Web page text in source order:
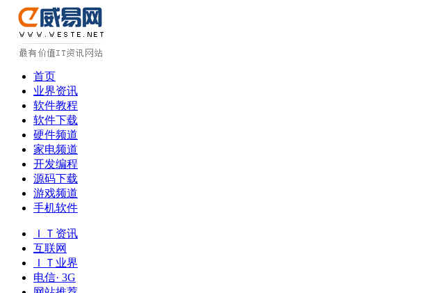
首页
业界资讯
软件教程
软件下载
硬件频道
家电频道
开发编程
源码下载
游戏频道
手机软件
ＩＴ资讯
互联网
ＩＴ业界
电信· 3G